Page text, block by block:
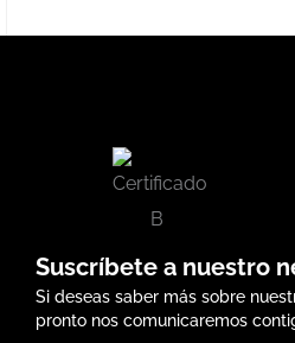
Suscríbete a nuestro
Si deseas saber más sobre
pronto nos comunicaremos